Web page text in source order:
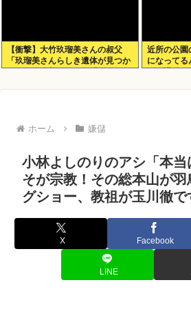
【衝撃】大竹玖瑠美さんの叔父
「玖瑠美さんらしき遺体が見つか
近所の公園
になってる
ホーム 嫌儲
小林よしのりのアシ「本当
そが宗教！その総本山が
グショー、教祖が玉川徹で
X Facebook
LINE